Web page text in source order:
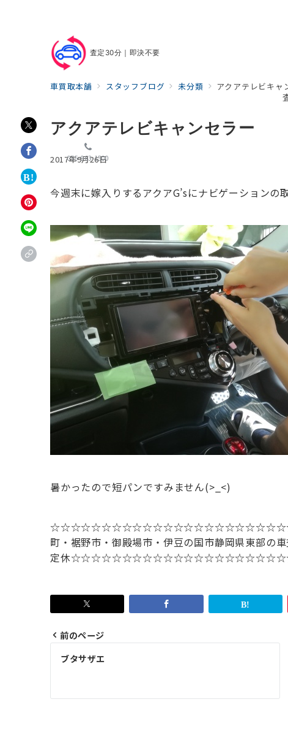
査定30分｜即決不要
055-963-1500
車買取本舗 スタッフブログ 未分類 アクアテレビキャ
アクアテレビキャンセラー
2017年9月26日
今週末に嫁入りするアクアG’sにナビゲーション
暑かったので短パンですみません(>_<)
町・裾野市・御殿場市・伊豆の国市静岡県東部の
定休
投
前のページ
ブタサザエ